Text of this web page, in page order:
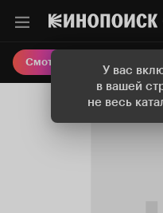
У вас
в вашей
не весь
Смотреть кино